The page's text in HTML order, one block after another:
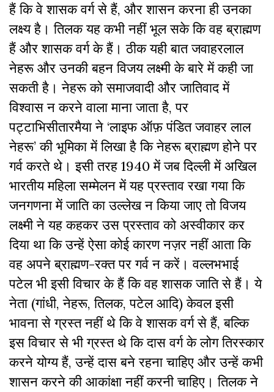
हैं कि वे शासक वर्ग से हैं, और शासन करना ही उनका
लक्ष्य है। तिलक यह कभी नहीं भूल सके कि वह ब्राह्मण
हैं और शासक वर्ग के हैं। ठीक यही बात जवाहरलाल
नेहरू और उनकी बहन विजय लक्ष्मी के बारे में कही जा
सकती है। नेहरू को समाजवादी और जातिवाद में
विश्वास न करने वाला माना जाता है, पर
पट्टाभिसीतारमैया ने ‘लाइफ ऑफ़ पंडित जवाहर लाल
नेहरू’ की भूमिका में लिखा है कि नेहरू ब्राह्मण होने पर
गर्व करते थे। इसी तरह 1940 में जब दिल्ली में अखिल
भारतीय महिला सम्मेलन में यह प्रस्ताव रखा गया कि
जनगणना में जाति का उल्लेख न किया जाए तो विजय
लक्ष्मी ने यह कहकर उस प्रस्ताव को अस्वीकार कर
दिया था कि उन्हें ऐसा कोई कारण नज़र नहीं आता कि
वह अपने ब्राह्मण-रक्त पर गर्व न करें। वल्लभभाई
पटेल भी इसी विचार के हैं कि वह शासक जाति से हैं। ये
नेता (गांधी, नेहरू, तिलक, पटेल आदि) केवल इसी
भावना से ग्रस्त नहीं थे कि वे शासक वर्ग से हैं, बल्कि
इस विचार से भी ग्रस्त थे कि दास वर्ग के लोग तिरस्कार
करने योग्य हैं, उन्हें दास बने रहना चाहिए और उन्हें कभी
शासन करने की आकांक्षा नहीं करनी चाहिए। तिलक ने